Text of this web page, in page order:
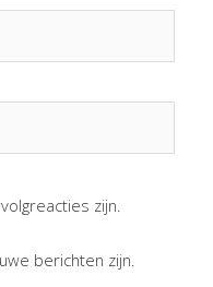
zijn.
berichten zijn.